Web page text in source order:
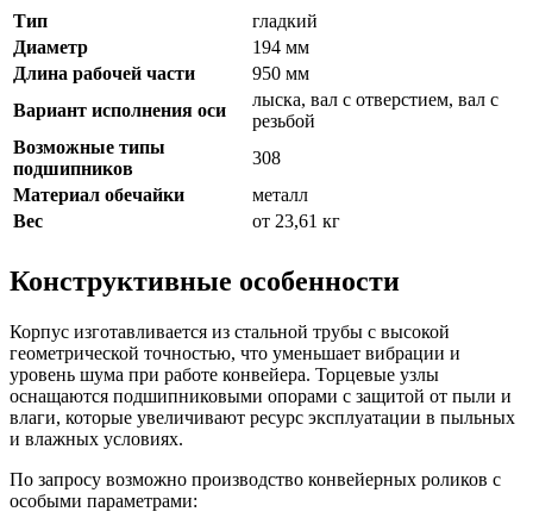
Тип
гладкий
Диаметр
194 мм
Длина рабочей части
950 мм
Вариант исполнения оси
лыска, вал с отверстием, вал с
резьбой
Возможные типы
подшипников
308
Материал обечайки
металл
Вес
от 23,61 кг
Конструктивные особенности
Корпус изготавливается из стальной трубы с высокой
геометрической точностью, что уменьшает вибрации и
уровень шума при работе конвейера. Торцевые узлы
оснащаются подшипниковыми опорами с защитой от пыли и
влаги, которые увеличивают ресурс эксплуатации в пыльных
и влажных условиях.
По запросу возможно производство конвейерных роликов с
особыми параметрами: